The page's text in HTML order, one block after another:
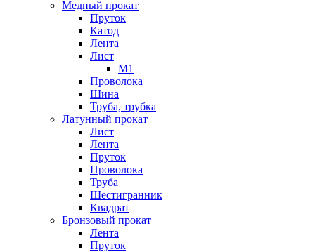
Медный прокат
Пруток
Катод
Лента
Лист
М1
Проволока
Шина
Труба, трубка
Латунный прокат
Лист
Лента
Пруток
Проволока
Труба
Шестигранник
Квадрат
Бронзовый прокат
Лента
Пруток